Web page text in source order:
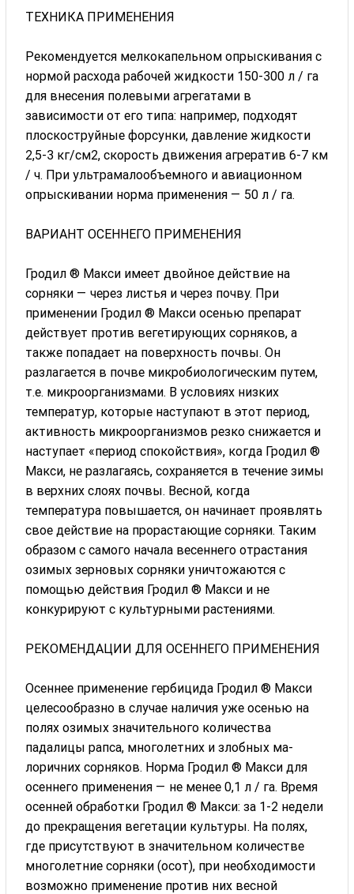
ТЕХНИКА ПРИМЕНЕНИЯ
Рекомендуется мелкокапельном опрыскивания с
нормой расхода рабочей жидкости 150-300 л / га
для внесения полевыми агрегатами в
зависимости от его типа: например, подходят
плоскоструйные форсунки, давление жидкости
2,5-3 кг/см2, скорость движения агрератив 6-7 км
/ ч. При ультрамалообъемного и авиационном
опрыскивании норма применения — 50 л / га.
ВАРИАНТ ОСЕННЕГО ПРИМЕНЕНИЯ
Гродил ® Макси имеет двойное действие на
сорняки — через листья и через почву. При
применении Гродил ® Макси осенью препарат
действует против вегетирующих сорняков, а
также попадает на поверхность почвы. Он
разлагается в почве микробиологическим путем,
т.е. микроорганизмами. В условиях низких
температур, которые наступают в этот период,
активность микроорганизмов резко снижается и
наступает «период спокойствия», когда Гродил ®
Макси, не разлагаясь, сохраняется в течение зимы
в верхних слоях почвы. Весной, когда
температура повышается, он начинает проявлять
свое действие на прорастающие сорняки. Таким
образом с самого начала весеннего отрастания
озимых зерновых сорняки уничтожаются с
помощью действия Гродил ® Макси и не
конкурируют с культурными растениями.
РЕКОМЕНДАЦИИ ДЛЯ ОСЕННЕГО ПРИМЕНЕНИЯ
Осеннее применение гербицида Гродил ® Макси
целесообразно в случае наличия уже осенью на
полях озимых значительного количества
падалицы рапса, многолетних и злобных ма-
лоричних сорняков. Норма Гродил ® Макси для
осеннего применения — не менее 0,1 л / га. Время
осенней обработки Гродил ® Макси: за 1-2 недели
до прекращения вегетации культуры. На полях,
где присутствуют в значительном количестве
многолетние сорняки (осот), при необходимости
возможно применение против них весной